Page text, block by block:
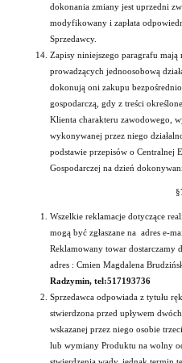
dokonania zmiany jest uprzedni
modyfikowany i zapłata
Sprzedawcy.
Zapisy niniejszego paragrafu mają
prowadzących jednoosobową
dokonują oni zakupu
gospodarczą, gdy z treści
Klienta charakteru zawodowego,
wykonywanej przez niego
podstawie przepisów o Centralnej
Gospodarczej na dzień
Wszelkie reklamacje dotyczące
mogą być zgłaszane na adres e-
Reklamowany towar dostarczamy
adres : Cmien Magdalena
Radzymin, tel:517193736
Sprzedawca odpowiada z tytułu
stwierdzona przed upływem
wskazanej przez niego osobie
lub wymiany Produktu na wolny
stwierdzenia wady, jednak termin